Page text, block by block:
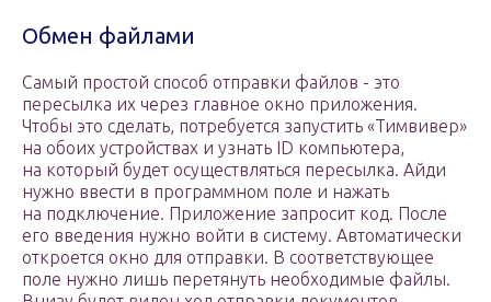
Обмен файлами
Самый простой способ отправки файлов -­ это
пересылка их через главное окно приложения.
Чтобы это сделать, потребуется запустить «Тимвивер»
на обоих устройствах и узнать ID компьютера,
на который будет осуществляться пересылка. Айди
нужно ввести в программном поле и нажать
на подключение. Приложение запросит код. После
его введения нужно войти в систему. Автоматически
откроется окно для отправки. В соответствующее
поле нужно лишь перетянуть необходимые файлы.